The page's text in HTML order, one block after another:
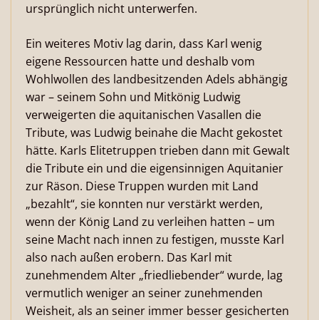
ursprünglich nicht unterwerfen.
Ein weiteres Motiv lag darin, dass Karl wenig
eigene Ressourcen hatte und deshalb vom
Wohlwollen des landbesitzenden Adels abhängig
war – seinem Sohn und Mitkönig Ludwig
verweigerten die aquitanischen Vasallen die
Tribute, was Ludwig beinahe die Macht gekostet
hätte. Karls Elitetruppen trieben dann mit Gewalt
die Tribute ein und die eigensinnigen Aquitanier
zur Räson. Diese Truppen wurden mit Land
„bezahlt“, sie konnten nur verstärkt werden,
wenn der König Land zu verleihen hatten – um
seine Macht nach innen zu festigen, musste Karl
also nach außen erobern. Das Karl mit
zunehmendem Alter „friedliebender“ wurde, lag
vermutlich weniger an seiner zunehmenden
Weisheit, als an seiner immer besser gesicherten